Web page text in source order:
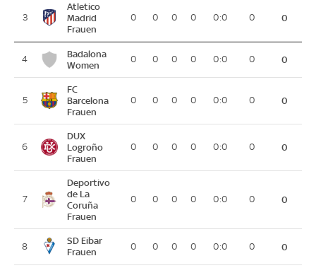
3
Atletico
Madrid
Frauen
0 0 0 0 0:0 0 0
4
Badalona
Women
0 0 0 0 0:0 0 0
5
FC
Barcelona
Frauen
0 0 0 0 0:0 0 0
6
DUX
Logroño
Frauen
0 0 0 0 0:0 0 0
7
Deportivo
de La
Coruña
Frauen
0 0 0 0 0:0 0 0
8
SD Eibar
Frauen
0 0 0 0 0:0 0 0